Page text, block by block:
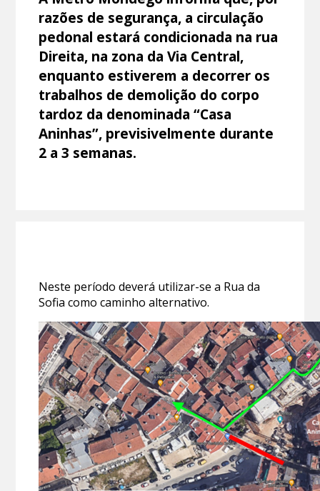
razões de segurança, a circulação
pedonal estará condicionada na rua
Direita, na zona da Via Central,
enquanto estiverem a decorrer os
trabalhos de demolição do corpo
tardoz da denominada “Casa
Aninhas”, previsivelmente durante
2 a 3 semanas.
Neste período deverá utilizar-se a Rua da
Sofia como caminho alternativo.